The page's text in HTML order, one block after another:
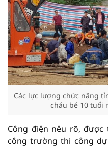
Các lực lượng chức năng
cháu bé 10 tuổi
Công điện nêu rõ, được
công trường thi công dự